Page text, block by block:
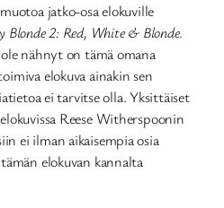
jatko-osa elokuville
Blonde 2: Red, White & Blonde.
nähnyt on tämä omana
elokuva ainakin sen
ei tarvitse olla. Yksittäiset
Reese Witherspoonin
ei ilman aikaisempia osia
elokuvan kannalta